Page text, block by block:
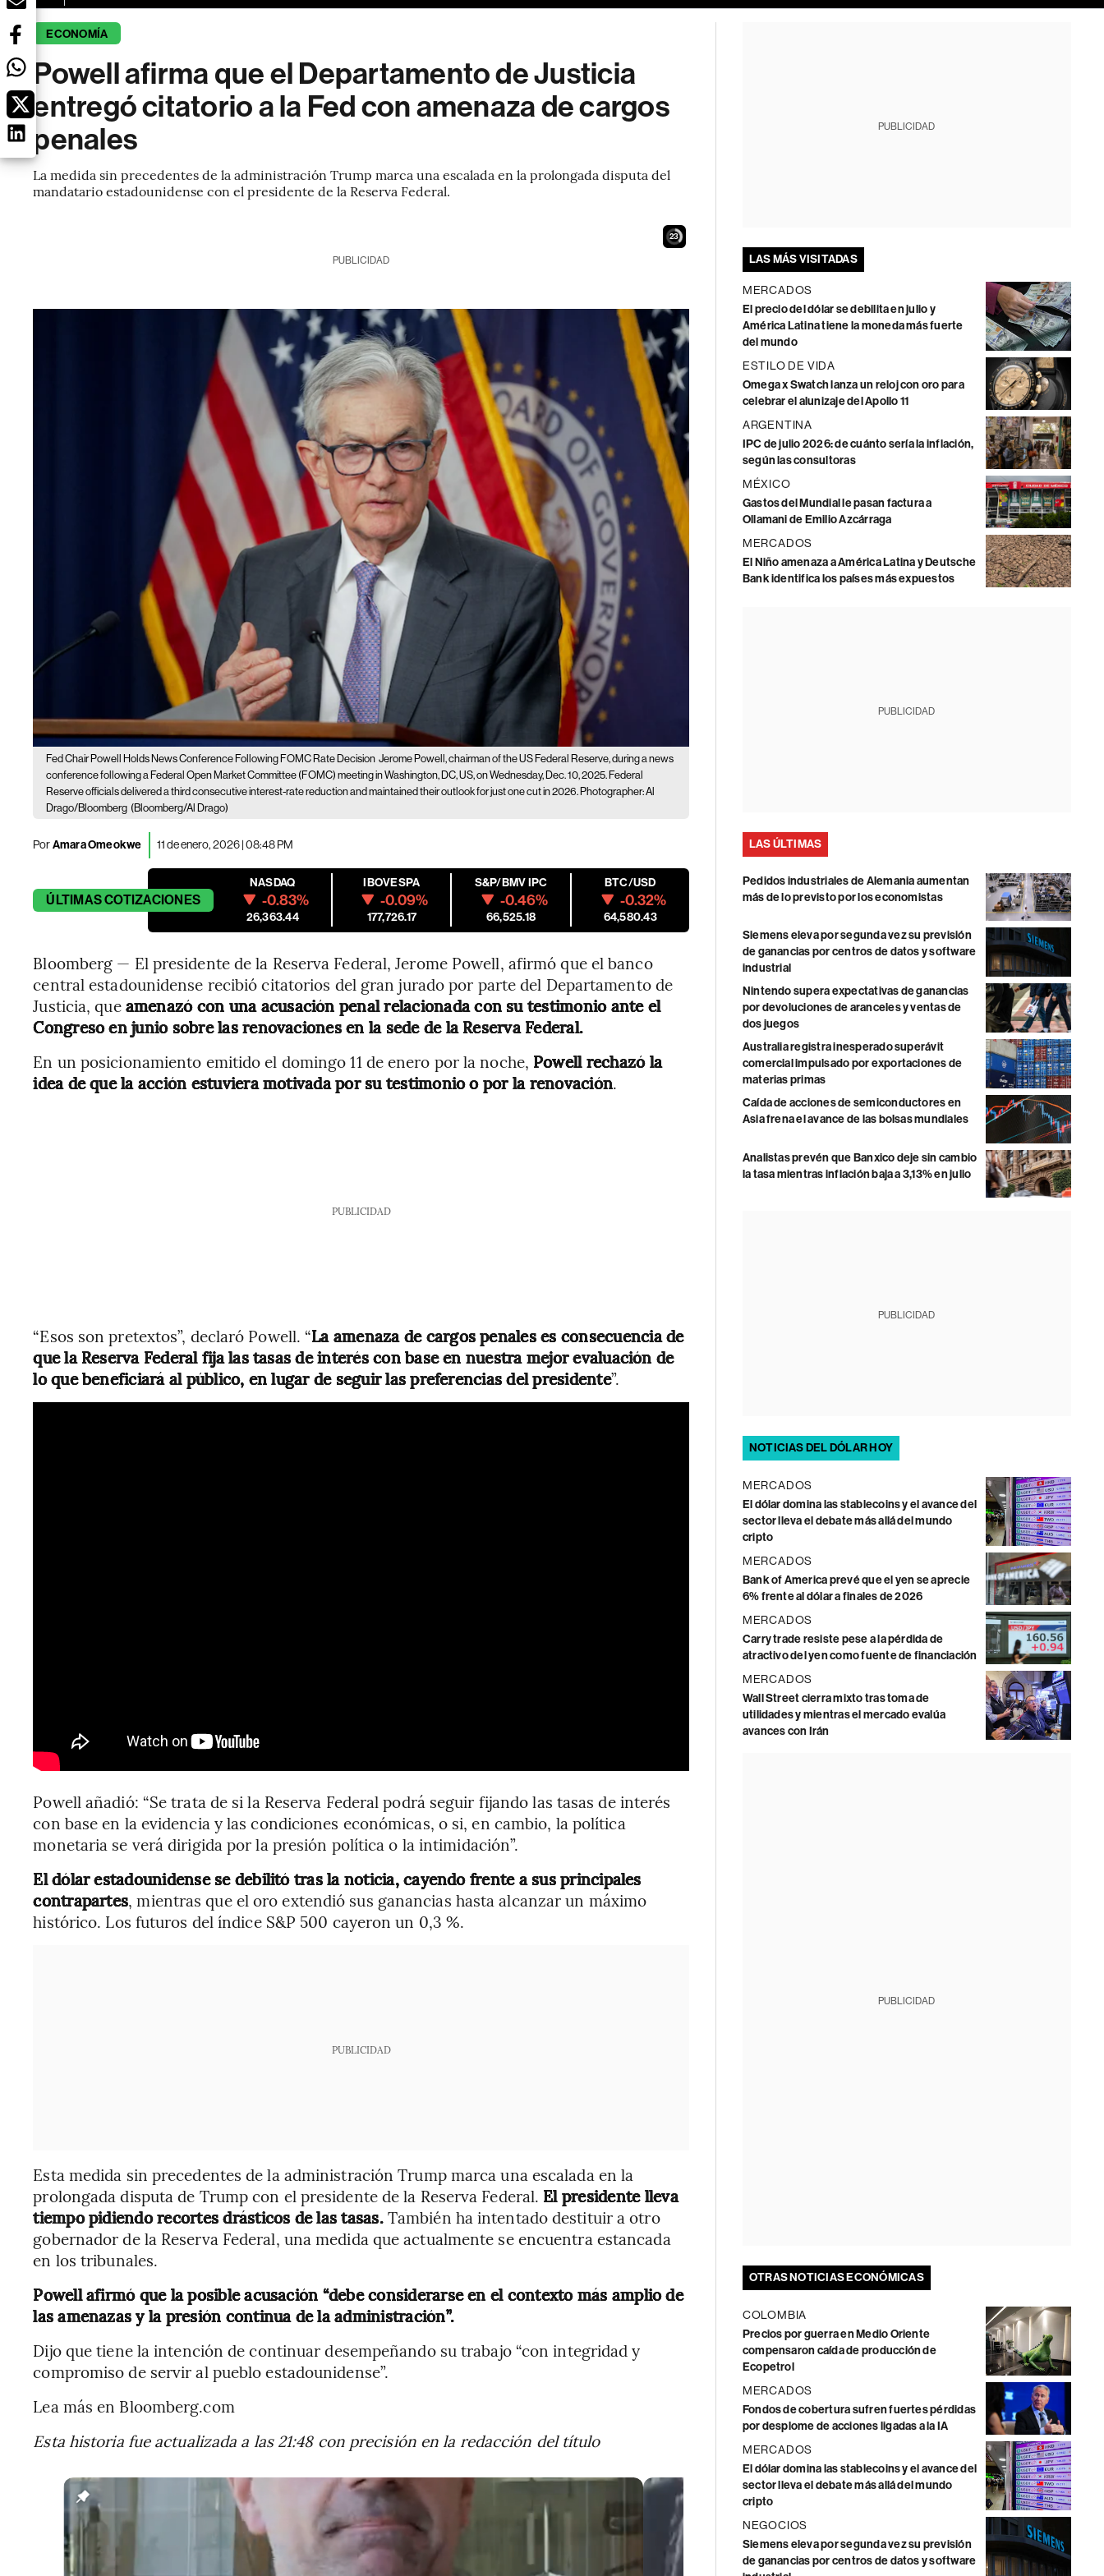
ECONOMÍA
Powell afirma que el Departamento de Justicia
entregó citatorio a la Fed con amenaza de cargos
penales
La medida sin precedentes de la administración Trump marca una escalada en la prolongada disputa del
mandatario estadounidense con el presidente de la Reserva Federal.
21
PUBLICIDAD
Fed Chair Powell Holds News Conference Following FOMC Rate Decision Jerome Powell, chairman of the US Federal Reserve, during a news
conference following a Federal Open Market Committee (FOMC) meeting in Washington, DC, US, on Wednesday, Dec. 10, 2025. Federal
Reserve officials delivered a third consecutive interest-rate reduction and maintained their outlook for just one cut in 2026. Photographer: Al
Drago/Bloomberg (Bloomberg/Al Drago)
PorAmara Omeokwe 11 de enero, 2026 | 08:48 PM
ÚLTIMASCOTIZACIONES
NASDAQ
-0.83%
26,363.44
IBOVESPA
-0.09%
177,726.17
S&P/BMV IPC
-0.46%
66,525.18
BTC/USD
-0.32%
64,580.43
Bloomberg — El presidente de la Reserva Federal, Jerome Powell, afirmó que el banco
central estadounidense recibió citatorios del gran jurado por parte del Departamento de
Justicia, queamenazó con una acusación penal relacionada con su testimonio ante el
Congreso en junio sobre las renovaciones en la sede de la Reserva Federal.
En un posicionamiento emitido el domingo 11 de enero por la noche, Powell rechazó la
idea de que la acción estuviera motivada por su testimonio o por la renovación.
PUBLICIDAD
“Esos son pretextos”, declaró Powell. “La amenaza de cargos penales es consecuencia de
que la Reserva Federal fija las tasas de interés con base en nuestra mejor evaluación de
lo que beneficiará al público, en lugar de seguir las preferencias del presidente”.
Powell añadió: “Se trata de si la Reserva Federal podrá seguir fijando las tasas de interés
con base en la evidencia y las condiciones económicas, o si, en cambio, la política
monetaria se verá dirigida por la presión política o la intimidación”.
El dólar estadounidense se debilitó tras la noticia, cayendo frente a sus principales
contrapartes, mientras que el oro extendió sus ganancias hasta alcanzar un máximo
histórico. Los futuros del índice S&P 500 cayeron un 0,3 %.
PUBLICIDAD
Esta medida sin precedentes de la administración Trump marca una escalada en la
prolongada disputa de Trump con el presidente de la Reserva Federal. El presidente lleva
tiempo pidiendo recortes drásticos de las tasas.También ha intentado destituir a otro
gobernador de la Reserva Federal, una medida que actualmente se encuentra estancada
en los tribunales.
Powell afirmó que la posible acusación “debe considerarse en el contexto más amplio de
las amenazas y la presión continua de la administración”.
Dijo que tiene la intención de continuar desempeñando su trabajo “con integridad y
compromiso de servir al pueblo estadounidense”.
Lea más en Bloomberg.com
Esta historia fue actualizada a las 21:48 con precisión en la redacción del título
PUBLICIDAD
LAS MÁS VISITADAS
MERCADOS
El precio del dólar se debilita en julio y
América Latina tiene la moneda más fuerte
del mundo
ESTILO DE VIDA
Omega x Swatch lanza un reloj con oro para
celebrar el alunizaje del Apollo 11
ARGENTINA
IPC de julio 2026: de cuánto sería la inflación,
según las consultoras
MÉXICO
Gastos del Mundial le pasan factura a
Ollamani de Emilio Azcárraga
MERCADOS
El Niño amenaza a América Latina y Deutsche
Bank identifica los países más expuestos
PUBLICIDAD
LAS ÚLTIMAS
Pedidos industriales de Alemania aumentan
más de lo previsto por los economistas
Siemens eleva por segunda vez su previsión
de ganancias por centros de datos y software
industrial
Nintendo supera expectativas de ganancias
por devoluciones de aranceles y ventas de
dos juegos
Australia registra inesperado superávit
comercial impulsado por exportaciones de
materias primas
Caída de acciones de semiconductores en
Asia frena el avance de las bolsas mundiales
Analistas prevén que Banxico deje sin cambio
la tasa mientras inflación baja a 3,13% en julio
PUBLICIDAD
NOTICIAS DEL DÓLAR HOY
MERCADOS
El dólar domina las stablecoins y el avance del
sector lleva el debate más allá del mundo
cripto
MERCADOS
Bank of America prevé que el yen se aprecie
6% frente al dólar a finales de 2026
MERCADOS
Carry trade resiste pese a la pérdida de
atractivo del yen como fuente de financiación
MERCADOS
Wall Street cierra mixto tras toma de
utilidades y mientras el mercado evalúa
avances con Irán
PUBLICIDAD
OTRAS NOTICIAS ECONÓMICAS
COLOMBIA
Precios por guerra en Medio Oriente
compensaron caída de producción de
Ecopetrol
MERCADOS
Fondos de cobertura sufren fuertes pérdidas
por desplome de acciones ligadas a la IA
MERCADOS
El dólar domina las stablecoins y el avance del
sector lleva el debate más allá del mundo
cripto
NEGOCIOS
Siemens eleva por segunda vez su previsión
de ganancias por centros de datos y software